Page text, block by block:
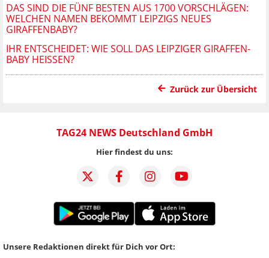
DAS SIND DIE FÜNF BESTEN AUS 1700 VORSCHLÄGEN:
WELCHEN NAMEN BEKOMMT LEIPZIGS NEUES
GIRAFFENBABY?
IHR ENTSCHEIDET: WIE SOLL DAS LEIPZIGER GIRAFFEN-
BABY HEISSEN?
Zurück zur Übersicht
TAG24 NEWS Deutschland GmbH
Hier findest du uns:
Unsere Redaktionen direkt für Dich vor Ort: